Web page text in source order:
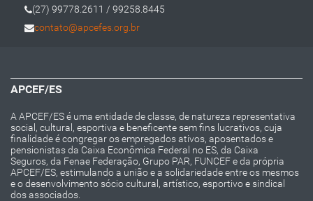
(27) 99778.2611 / 99258.8445
contato@apcefes.org.br
APCEF/ES
A APCEF/ES é uma entidade de classe, de natureza representativa
social, cultural, esportiva e beneficente sem fins lucrativos, cuja
finalidade é congregar os empregados ativos, aposentados e
pensionistas da Caixa Econômica Federal no ES, da Caixa
Seguros, da Fenae Federação, Grupo PAR, FUNCEF e da própria
APCEF/ES, estimulando a união e a solidariedade entre os mesmos
e o desenvolvimento sócio cultural, artístico, esportivo e sindical
dos associados.